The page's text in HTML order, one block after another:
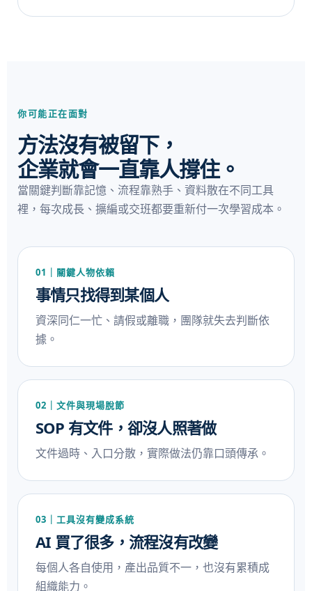
你可能正在面對
方法沒有被留下，
企業就會一直靠人撐住。
當關鍵判斷靠記憶、流程靠熟手、資料散在不同工具
裡，每次成長、擴編或交班都要重新付一次學習成本。
01｜關鍵人物依賴
事情只找得到某個人
資深同仁一忙、請假或離職，團隊就失去判斷依
據。
02｜文件與現場脫節
SOP 有文件，卻沒人照著做
文件過時、入口分散，實際做法仍靠口頭傳承。
03｜工具沒有變成系統
AI 買了很多，流程沒有改變
每個人各自使用，產出品質不一，也沒有累積成
組織能力。